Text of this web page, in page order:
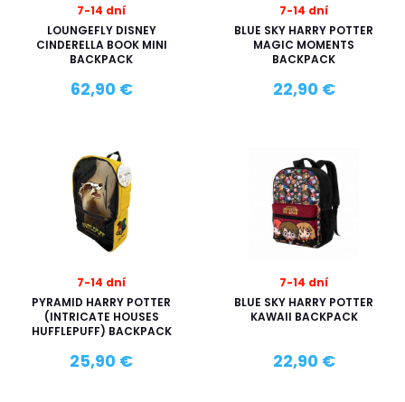
7-14 dní
LOUNGEFLY DISNEY
CINDERELLA BOOK MINI
BACKPACK
62,90 €
7-14 dní
BLUE SKY HARRY POTTER
MAGIC MOMENTS
BACKPACK
22,90 €
7-14 dní
PYRAMID HARRY POTTER
(INTRICATE HOUSES
HUFFLEPUFF) BACKPACK
25,90 €
7-14 dní
BLUE SKY HARRY POTTER
KAWAII BACKPACK
22,90 €